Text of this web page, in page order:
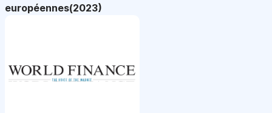
européennes(2023)